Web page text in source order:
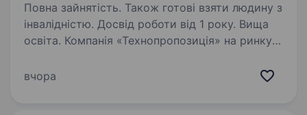
Повна зайнятість. Також готові взяти людину з
інвалідністю. Досвід роботи від 1 року. Вища
освіта. Компанія «Технопропозиція» на ринку
та затишок в оселях та офісах.
вчора